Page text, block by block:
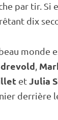
par tir. Si
dix
monde
,
etJulia
derrière